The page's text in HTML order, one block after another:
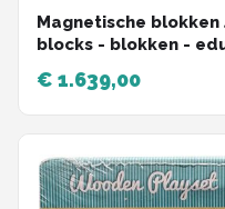
Magnetische
blocks - blokken -
€ 1.639,00